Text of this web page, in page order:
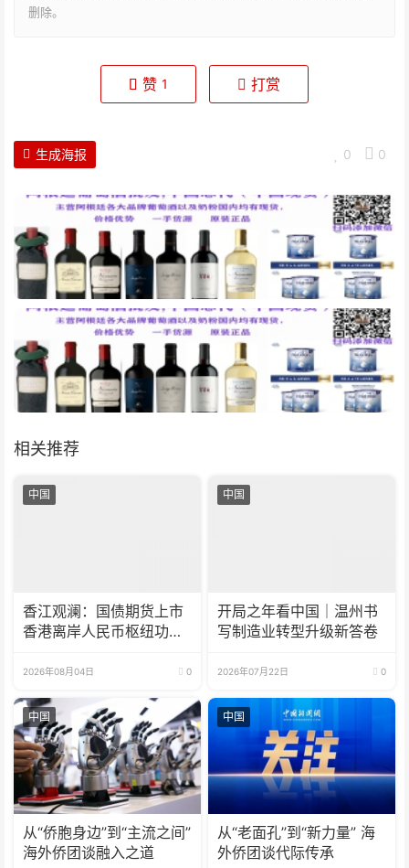
删除。
赞 1 打赏
0 0
生成海报
相关推荐
中国
香江观澜：国债期货上市
香港离岸人民币枢纽功能
2026年08月04日 0
中国
开局之年看中国｜温州书
写制造业转型升级新答卷
2026年07月22日 0
中国
从“侨胞身边”到“主流之间”
海外侨团谈融入之道
中国
从“老面孔”到“新力量” 海
外侨团谈代际传承